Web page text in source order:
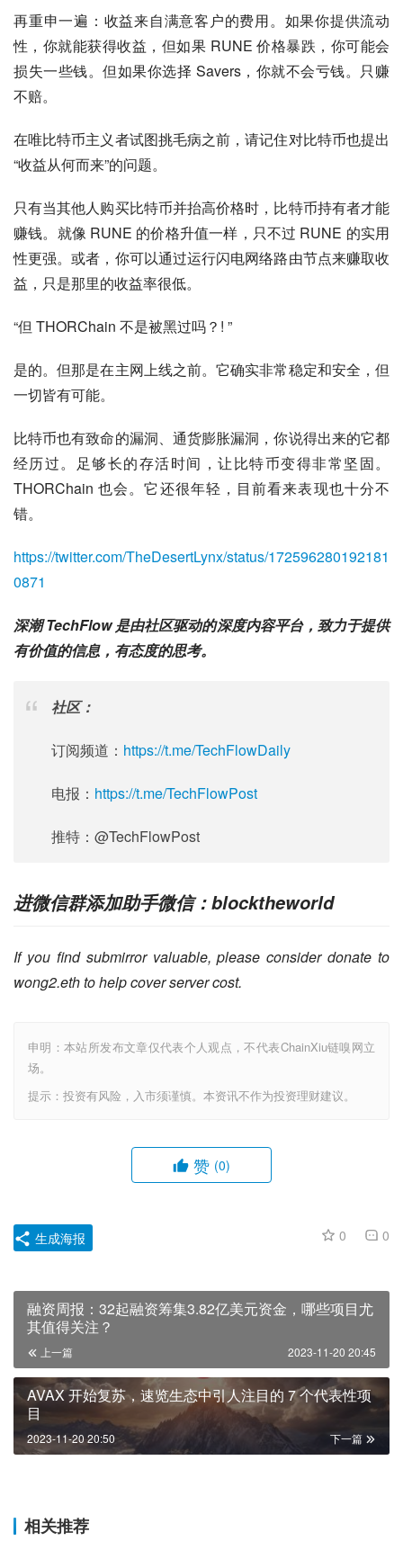
再重申一遍：收益来自满意客户的费用。如果你提供流动
性，你就能获得收益，但如果 RUNE 价格暴跌，你可能会
损失一些钱。但如果你选择 Savers，你就不会亏钱。只赚
不赔。
在唯比特币主义者试图挑毛病之前，请记住对比特币也提出
“收益从何而来”的问题。
只有当其他人购买比特币并抬高价格时，比特币持有者才能
赚钱。就像 RUNE 的价格升值一样，只不过 RUNE 的实用
性更强。或者，你可以通过运行闪电网络路由节点来赚取收
益，只是那里的收益率很低。
“但 THORChain 不是被黑过吗？! ”
是的。但那是在主网上线之前。它确实非常稳定和安全，但
一切皆有可能。
比特币也有致命的漏洞、通货膨胀漏洞，你说得出来的它都
经历过。足够长的存活时间，让比特币变得非常坚固。
THORChain 也会。它还很年轻，目前看来表现也十分不
错。
https://twitter.com/TheDesertLynx/status/172596280192181
0871
深潮 TechFlow 是由社区驱动的深度内容平台，致力于提供
有价值的信息，有态度的思考。
社区：
订阅频道： https://t.me/TechFlowDaily
电报： https://t.me/TechFlowPost
推特：@TechFlowPost
进微信群添加助手微信：blocktheworld
If you find submirror valuable, please consider donate to
wong2.eth to help cover server cost.
申明：本站所发布文章仅代表个人观点，不代表ChainXiu链嗅网立
场。
提示：投资有风险，入市须谨慎。本资讯不作为投资理财建议。
赞 (0)
0 0
生成海报
融资周报：32起融资筹集3.82亿美元资金，哪些项目尤
其值得关注？
上一篇 2023-11-20 20:45
AVAX 开始复苏，速览生态中引人注目的 7 个代表性项
目
下一篇
2023-11-20 20:50
相关推荐